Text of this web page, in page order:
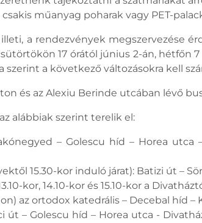
műanyag poharak vagy PET-
a rendezvények megszervezése
17 órától június 2-án, hétfőn
szerint a következő változásokra kell
és az Alexiu Berinde utcában lévő
alábbiak szerint terelik el:
– Golescu híd – Horea
15.30-kor induló járat): Batizi út –
kor, 14.10-kor és 15.10-kor a
az ortodox katedrális – Decebal híd
út – Golescu híd – Horea utca -